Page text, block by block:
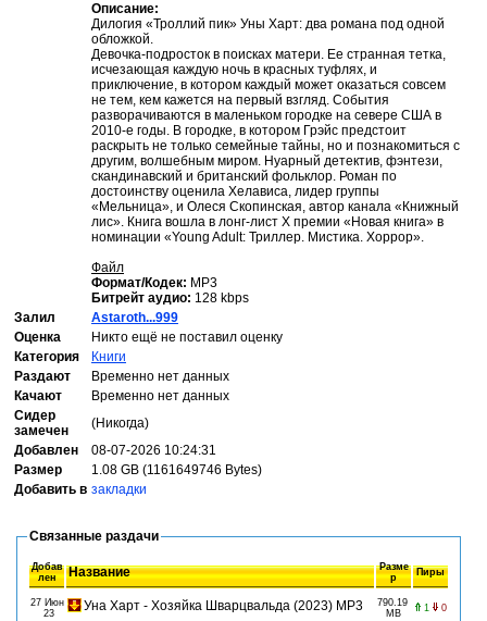
Описание:
Дилогия «Троллий пик» Уны Харт: два романа под одной
обложкой.
Девочка-подросток в поисках матери. Ее странная тетка,
исчезающая каждую ночь в красных туфлях, и
приключение, в котором каждый может оказаться совсем
не тем, кем кажется на первый взгляд. События
разворачиваются в маленьком городке на севере США в
2010-е годы. В городке, в котором Грэйс предстоит
раскрыть не только семейные тайны, но и познакомиться с
другим, волшебным миром. Нуарный детектив, фэнтези,
скандинавский и британский фольклор. Роман по
достоинству оценила Хелависа, лидер группы
«Мельница», и Олеся Скопинская, автор канала «Книжный
лис». Книга вошла в лонг-лист Х премии «Новая книга» в
номинации «Young Adult: Триллер. Мистика. Хоррор».
Файл
Формат/Кодек: MP3
Битрейт аудио: 128 kbps
Залил
Astaroth...999
Оценка
Никто ещё не поставил оценку
Категория
Книги
Раздают
Временно нет данных
Качают
Временно нет данных
Сидер
замечен
(Никогда)
Добавлен
08-07-2026 10:24:31
Размер
1.08 GB (1161649746 Bytes)
Добавить в закладки
Связанные раздачи
Добав
лен
Название
Разме
р
Пиры
27 Июн
23
Уна Харт - Хозяйка Шварцвальда (2023) MP3
790.19
MB
1
0